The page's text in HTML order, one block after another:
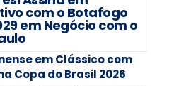
com o Botafogo
em Negócio com o
em Clássico com
Copa do Brasil 2026